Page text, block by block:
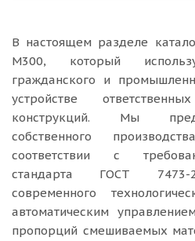
В настоящем разделе
М300, который
гражданского и
устройстве
конструкций. Мы
собственного
соответствии с
стандарта ГОСТ 7473-
современного
автоматическим
пропорций смешиваемых